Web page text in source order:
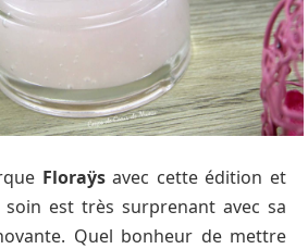
Floraÿsavec cette édition et
soin est très surprenant avec sa
Quel bonheur de mettre